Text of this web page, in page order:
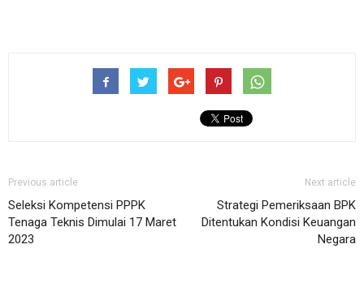
Previous article
Seleksi Kompetensi PPPK
Tenaga Teknis Dimulai 17 Maret
2023
Next article
Strategi Pemeriksaan BPK
Ditentukan Kondisi Keuangan
Negara